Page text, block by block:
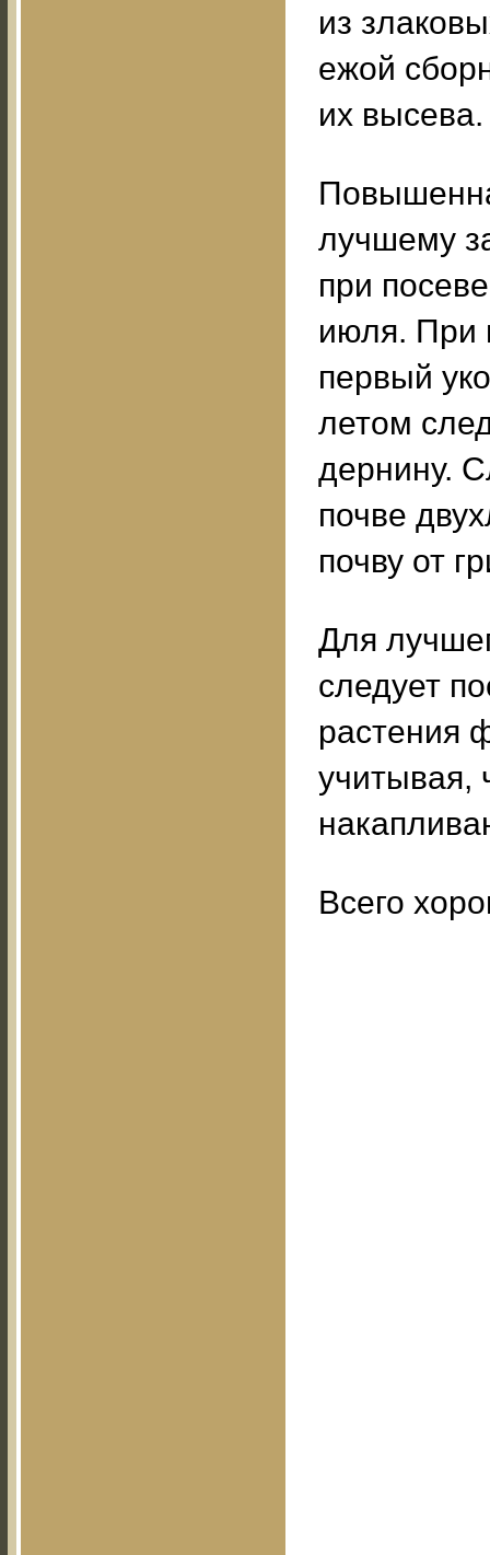
из
ежой
их высева.
лучшему
при
июля. При
первый
летом
дернину.
почве
почву от
Для
следует
растения
учитывая,
Всего